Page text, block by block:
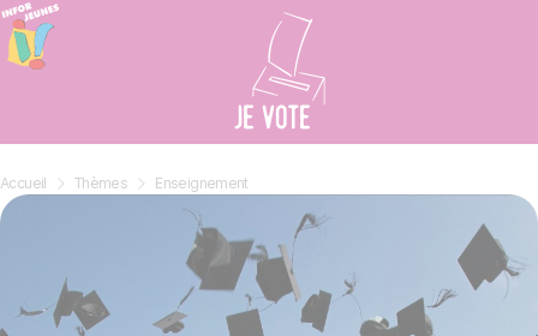
Accueil Thèmes Enseignement
Cookies beheer paneel